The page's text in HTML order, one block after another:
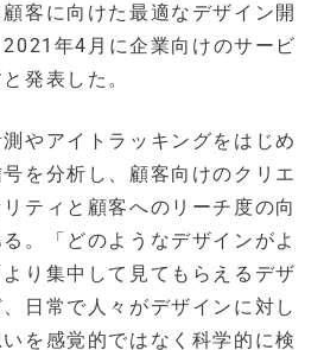
客に向けた最適なデザイン開
年4月に企業向けのサービ
発表した。
やアイトラッキングをはじめ
を分析し、顧客向けのクリエ
ティと顧客へのリーチ度の向
。「どのようなデザインがよ
り集中して見てもらえるデザ
日常で人々がデザインに対し
を感覚的ではなく科学的に検